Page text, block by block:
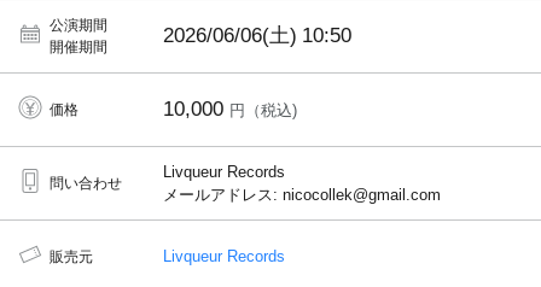
公演期間
開催期間
2026/06/06(土) 10:50
価格 10,000 円（税込)
問い合わせ
Livqueur Records
メールアドレス: nicocollek@gmail.com
販売元 Livqueur Records